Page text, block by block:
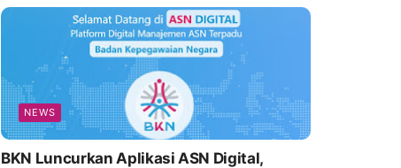
NEWS
BKN Luncurkan Aplikasi ASN Digital,